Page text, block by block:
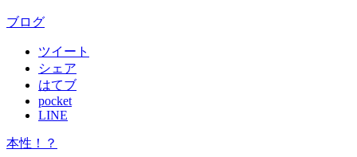
ブログ
ツイート
シェア
はてブ
pocket
LINE
本性！？